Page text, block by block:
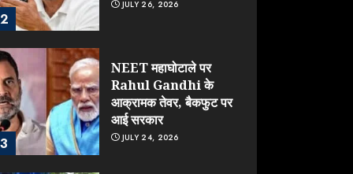
2
JULY 26, 2026
3
NEET महाघोटाले पर
Rahul Gandhi के
आक्रामक तेवर, बैकफुट पर
आई सरकार
JULY 24, 2026